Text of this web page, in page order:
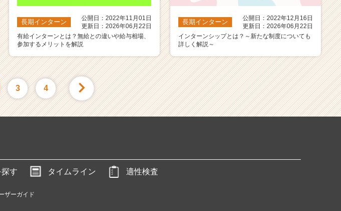
長期インターン
公開日：2022年11月01日
更新日：2026年06月22日
有給インターンとは？無給との違いや給与相場、
参加するメリットを解説
長期インターン
公開日：2022年12月16日
更新日：2026年06月22日
インターンシップとは？～新たな制度についても
詳しく解説～
3 4
す タイムライン 適性検査
ザーガイド